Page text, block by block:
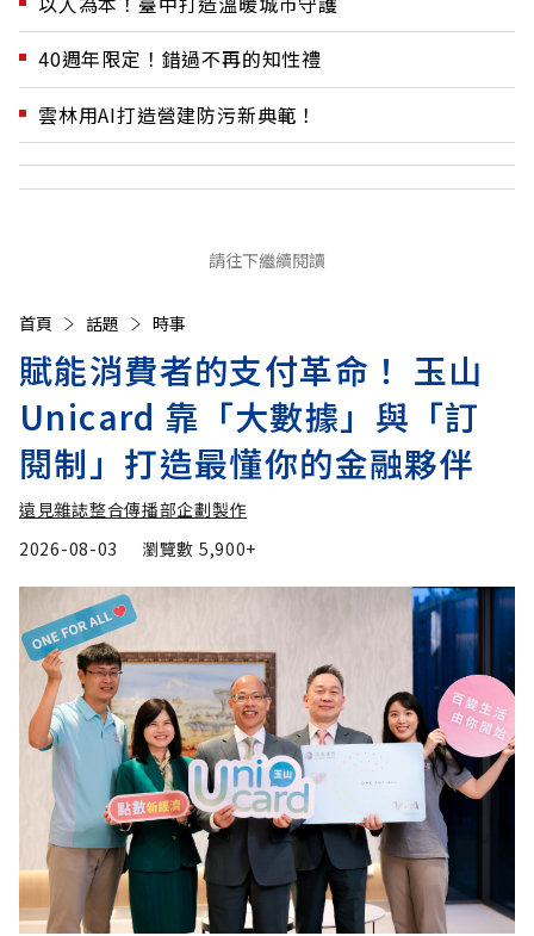
40週年限定！錯過不再的知性禮
雲林用AI打造營建防污新典範！
請往下繼續閱讀
首頁 話題 時事
賦能消費者的支付革命！ 玉山
Unicard 靠「大數據」與「訂
閱制」打造最懂你的金融夥伴
遠見雜誌整合傳播部企劃製作
2026-08-03
瀏覽數 5,900+